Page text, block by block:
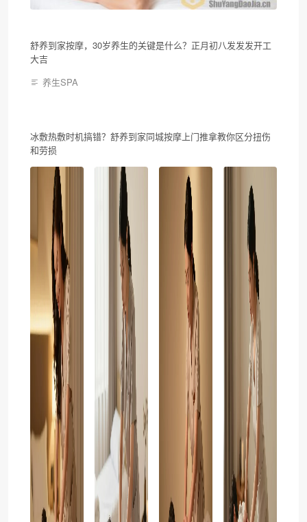
舒养到家按摩，30岁养生的关键是什么？正月初八发发发开工
大吉
养生SPA
冰敷热敷时机搞错？舒养到家同城按摩上门推拿教你区分扭伤
和劳损